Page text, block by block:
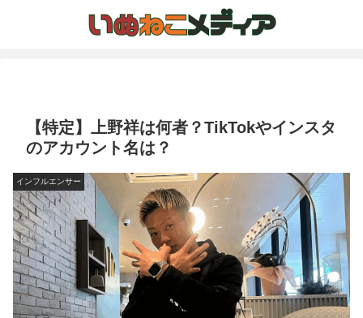
【特定】上野祥は何者？TikTokやインスタ
のアカウント名は？
インフルエンサー